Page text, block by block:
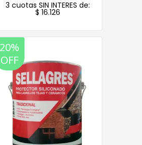
3 cuotas SIN INTERES de:
$ 16.126
20%
OFF